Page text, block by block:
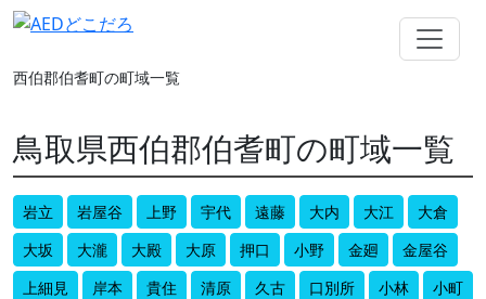
西伯郡伯耆町の町域一覧
鳥取県西伯郡伯耆町の町域一覧
岩立 岩屋谷 上野 宇代 遠藤 大内 大江
大倉
大坂
大瀧 大殿 大原 押口 小野 金廻
金屋谷
上細見
岸本 貴住 清原 久古 口別所 小林
小町